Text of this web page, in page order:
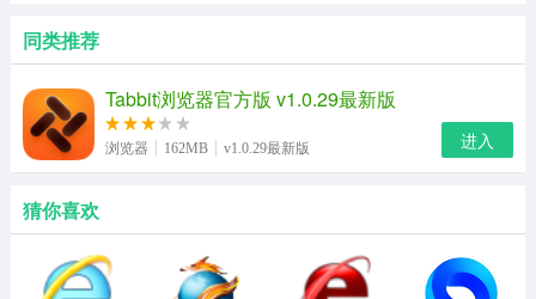
同类推荐
Tabbit浏览器官方版 v1.0.29最新版
浏览器 162MB v1.0.29最新版 进入
猜你喜欢